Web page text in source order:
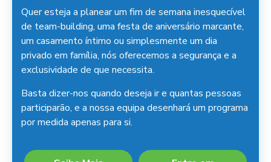
Quer esteja a planear um fim de semana inesquecível
de team-building, uma festa de aniversário marcante,
um casamento íntimo ou simplesmente um dia
privado em família, nós oferecemos a segurança e a
exclusividade de que necessita.
Basta dizer-nos quando deseja ir e quantas pessoas
participarão, e a nossa equipa desenhará um programa
por medida apenas para si.